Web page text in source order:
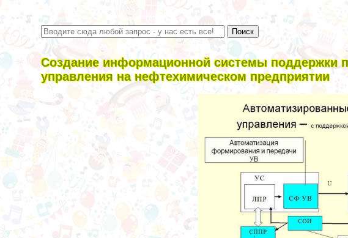
Создание информационной системы поддержки
управления на нефтехимическом предприятии